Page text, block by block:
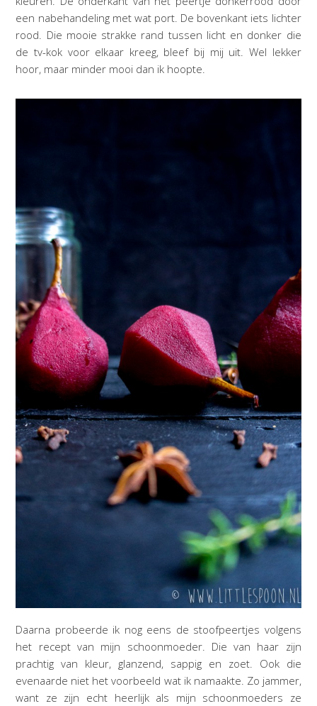
een nabehandeling met wat port. De bovenkant iets lichter
rood. Die mooie strakke rand tussen licht en donker die
de tv-kok voor elkaar kreeg, bleef bij mij uit. Wel lekker
hoor, maar minder mooi dan ik hoopte.
Daarna probeerde ik nog eens de stoofpeertjes volgens
het recept van mijn schoonmoeder. Die van haar zijn
prachtig van kleur, glanzend, sappig en zoet. Ook die
evenaarde niet het voorbeeld wat ik namaakte. Zo jammer,
want ze zijn echt heerlijk als mijn schoonmoeders ze